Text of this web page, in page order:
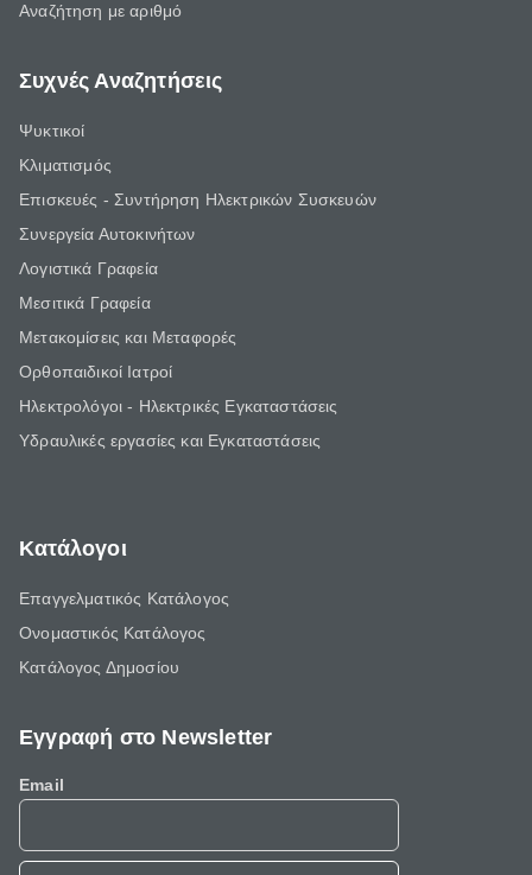
Αναζήτηση με αριθμό
Συχνές Αναζητήσεις
Ψυκτικοί
Κλιματισμός
Επισκευές - Συντήρηση Ηλεκτρικών Συσκευών
Συνεργεία Αυτοκινήτων
Λογιστικά Γραφεία
Μεσιτικά Γραφεία
Μετακομίσεις και Μεταφορές
Ορθοπαιδικοί Ιατροί
Ηλεκτρολόγοι - Ηλεκτρικές Εγκαταστάσεις
Υδραυλικές εργασίες και Εγκαταστάσεις
Κατάλογοι
Επαγγελματικός Κατάλογος
Ονομαστικός Κατάλογος
Κατάλογος Δημοσίου
Εγγραφή στο Newsletter
Email